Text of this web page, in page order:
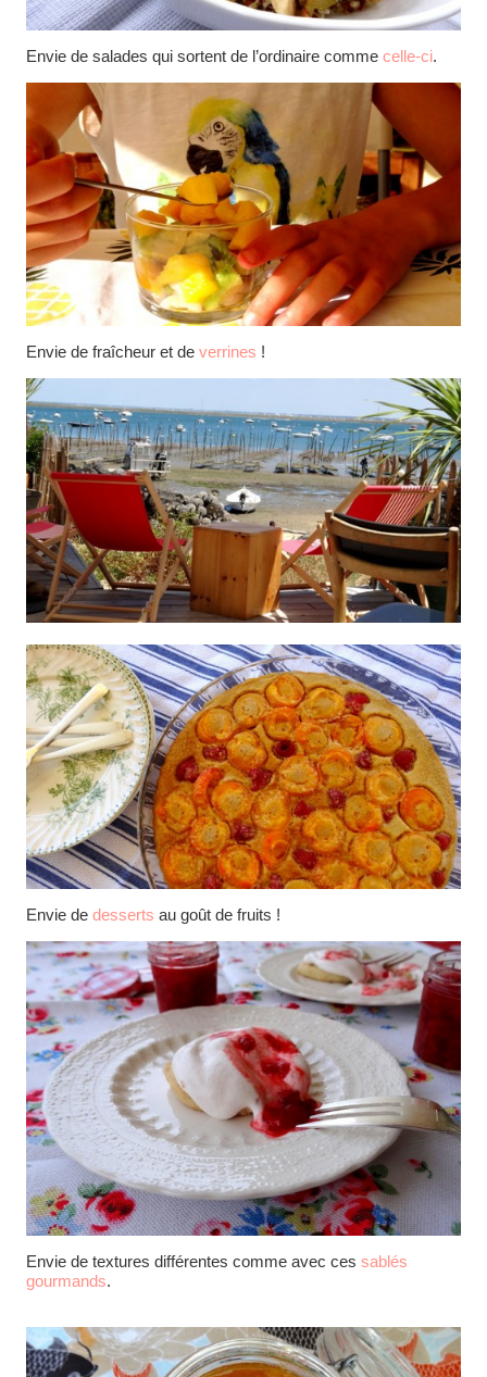
Envie de salades qui sortent de l’ordinaire comme celle-ci.
Envie de fraîcheur et de verrines !
Envie de desserts au goût de fruits !
Envie de textures différentes comme avec ces sablés
gourmands.